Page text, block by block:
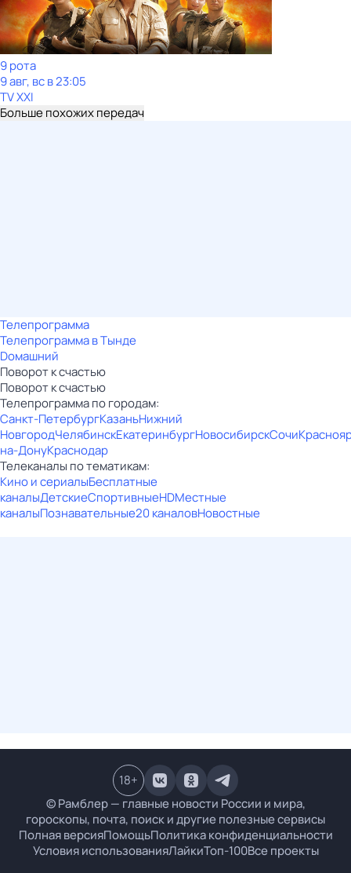
9 рота
9 авг, вс в 23:05
TV XXI
Больше похожих передач
Телепрограмма
Телепрограмма в Тынде
Dомашний
Поворот к счастью
Поворот к счастью
Телепрограмма по городам:
Санкт-ПетербургКазаньНижний
НовгородЧелябинскЕкатеринбургНовосибирскСочи
на-ДонуКраснодар
Телеканалы по тематикам:
Кино и сериалыБесплатные
каналыДетскиеСпортивныеHDМестные
каналыПознавательные20 каналовНовостные
© Рамблер — главные новости России и мира,
гороскопы, почта, поиск и другие полезные сервисы
Полная версияПомощьПолитика конфиденциальности
Условия использованияЛайкиТоп-100Все проекты
18+